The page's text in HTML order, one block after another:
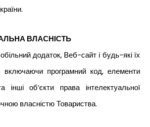
ВЛАСНІСТЬ
додаток, Веб-сайт і будь-які їх
включаючи програмний код, елементи
інші об’єкти права інтелектуальної
власністю Товариства.